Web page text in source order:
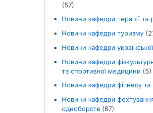
(57)
Новини кафедри терапії та
Новини кафедри туризму
Новини кафедри
Новини кафедри
та спортивної медицини (5)
Новини кафедри фітнесу та
Новини кафедри
одноборств(67)